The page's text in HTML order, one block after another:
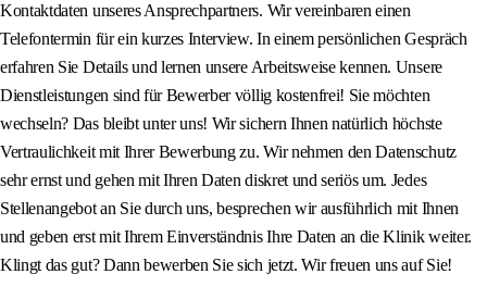
Kontaktdaten unseres Ansprechpartners. Wir vereinbaren einen
Telefontermin für ein kurzes Interview. In einem persönlichen Gespräch
erfahren Sie Details und lernen unsere Arbeitsweise kennen. Unsere
Dienstleistungen sind für Bewerber völlig kostenfrei! Sie möchten
wechseln? Das bleibt unter uns! Wir sichern Ihnen natürlich höchste
Vertraulichkeit mit Ihrer Bewerbung zu. Wir nehmen den Datenschutz
sehr ernst und gehen mit Ihren Daten diskret und seriös um. Jedes
Stellenangebot an Sie durch uns, besprechen wir ausführlich mit Ihnen
und geben erst mit Ihrem Einverständnis Ihre Daten an die Klinik weiter.
Klingt das gut? Dann bewerben Sie sich jetzt. Wir freuen uns auf Sie!